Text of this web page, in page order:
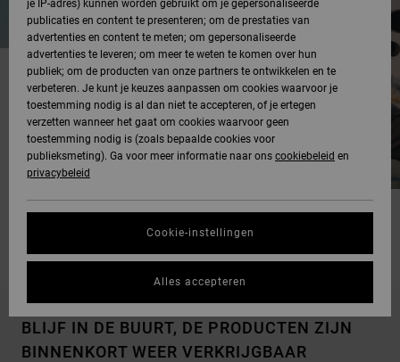
OUR FAVOURITE GIFTS STOCKINGS STUFFERS
BLIJF IN DE BUURT, DE PRODUCTEN ZIJN
BINNENKORT WEER VERKRIJGBAAR
je IP-adres) kunnen worden gebruikt om je gepersonaliseerde
publicaties en content te presenteren; om de prestaties van
advertenties en content te meten; om gepersonaliseerde
advertenties te leveren; om meer te weten te komen over hun
publiek; om de producten van onze partners te ontwikkelen en te
verbeteren. Je kunt je keuzes aanpassen om cookies waarvoor je
toestemming nodig is al dan niet te accepteren, of je ertegen
verzetten wanneer het gaat om cookies waarvoor geen
toestemming nodig is (zoals bepaalde cookies voor
publieksmeting). Ga voor meer informatie naar ons cookiebeleid en
privacybeleid
Cookie-instellingen
Alles accepteren